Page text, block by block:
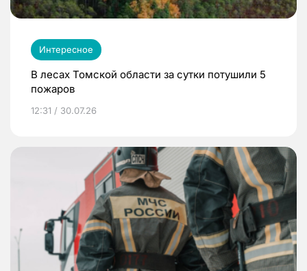
Интересное
В лесах Томской области за сутки потушили 5
пожаров
12:31 / 30.07.26